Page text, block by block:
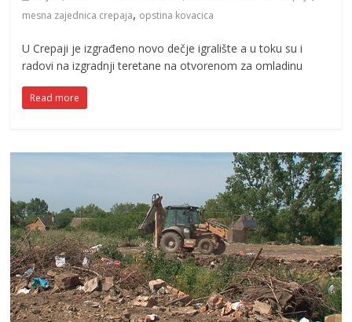
mesna zajednica crepaja, opstina kovacica
U Crepaji je izgrađeno novo dečje igralište a u toku su i
radovi na izgradnji teretane na otvorenom za omladinu
Read more